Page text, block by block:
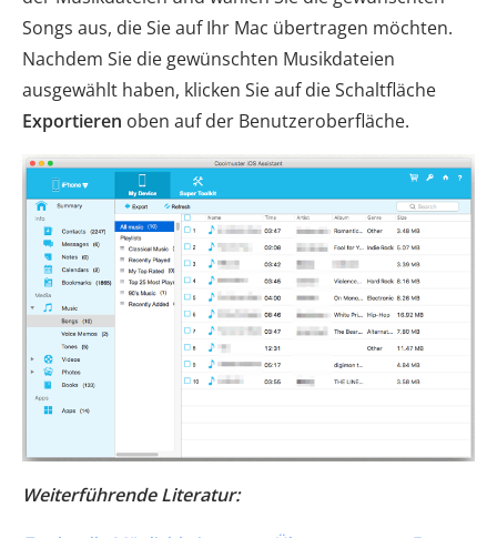
Songs aus, die Sie auf Ihr Mac übertragen möchten.
Nachdem Sie die gewünschten Musikdateien
ausgewählt haben, klicken Sie auf die Schaltfläche
Exportieren oben auf der Benutzeroberfläche.
Weiterführende Literatur: